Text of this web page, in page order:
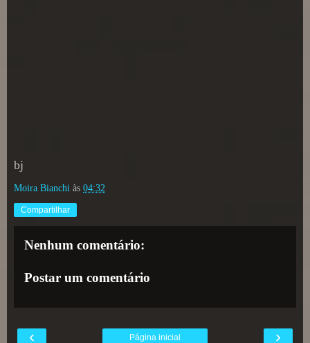
bj
Moira Bianchi às 04:32
Compartilhar
Nenhum comentário:
Postar um comentário
‹ ›
Página inicial